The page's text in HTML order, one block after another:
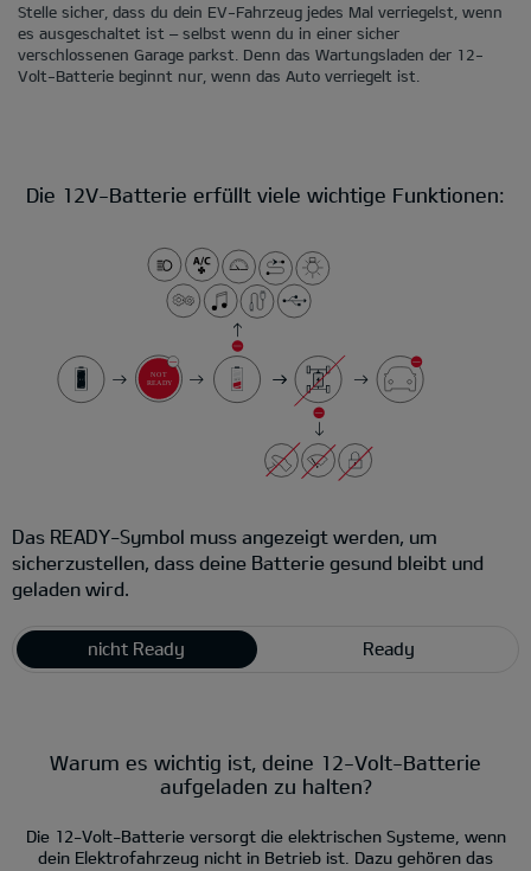
Stelle sicher, dass du dein EV-Fahrzeug jedes Mal verriegelst, wenn
es ausgeschaltet ist – selbst wenn du in einer sicher
verschlossenen Garage parkst. Denn das Wartungsladen der 12-
Volt-Batterie beginnt nur, wenn das Auto verriegelt ist.
Die 12V-Batterie erfüllt viele wichtige Funktionen:
Das READY-Symbol muss angezeigt werden, um
sicherzustellen, dass deine Batterie gesund bleibt und
geladen wird.
nicht Ready Ready
Warum es wichtig ist, deine 12-Volt-Batterie
aufgeladen zu halten?
Die 12-Volt-Batterie versorgt die elektrischen Systeme, wenn
dein Elektrofahrzeug nicht in Betrieb ist. Dazu gehören das